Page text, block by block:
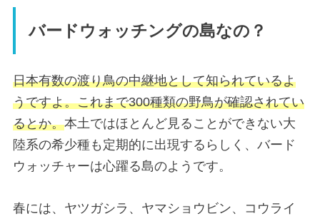
バードウォッチングの島なの？
日本有数の渡り鳥の中継地として知られているよ
うですよ。これまで300種類の野鳥が確認されてい
るとか。本土ではほとんど見ることができない大
陸系の希少種も定期的に出現するらしく、バード
ウォッチャーは心躍る島のようです。
春には、ヤツガシラ、ヤマショウビン、コウライ